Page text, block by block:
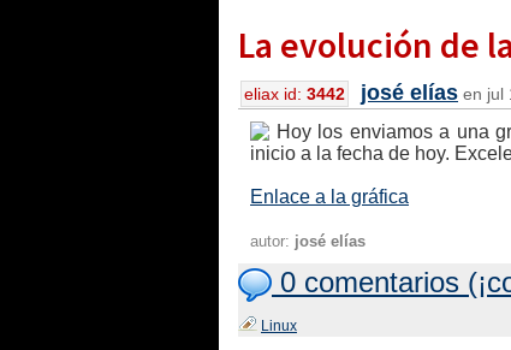
La evolución de
eliax id: 3442 josé elías en jul
Hoy los enviamos a una
inicio a la fecha de hoy.
Enlace a la gráfica
autor: josé elías
0 comentarios
Linux